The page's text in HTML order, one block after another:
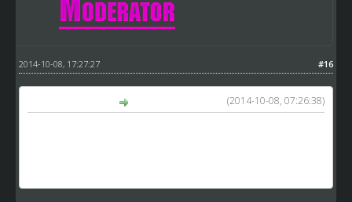
#16
2014-10-08, 17:27:27
(2014-10-08, 07:26:38)